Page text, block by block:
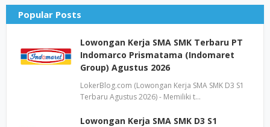
Popular Posts
Lowongan Kerja SMA SMK Terbaru PT
Indomarco Prismatama (Indomaret
Group) Agustus 2026
LokerBlog.com (Lowongan Kerja SMA SMK D3 S1
Terbaru Agustus 2026) - Memiliki t…
Lowongan Kerja SMA SMK D3 S1